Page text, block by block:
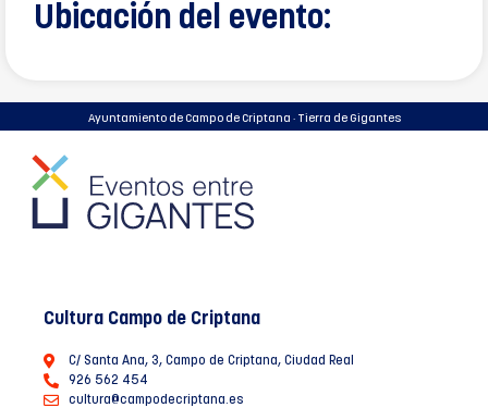
Ubicación del evento:
Ayuntamiento de Campo de Criptana · Tierra de Gigantes
Cultura Campo de Criptana
C/ Santa Ana, 3, Campo de Criptana, Ciudad Real
926 562 454
cultura@campodecriptana.es